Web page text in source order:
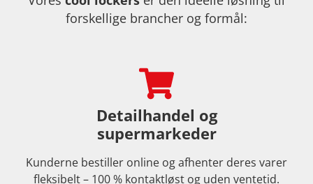
forskellige brancher og formål:
Detailhandel og
supermarkeder
Kunderne bestiller online og afhenter deres varer
fleksibelt – 100 % kontaktløst og uden ventetid.